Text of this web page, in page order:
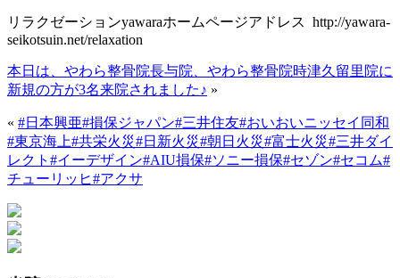
リラクゼーションyawaraホームページアドレス http://yawara-
seikotsuin.net/relaxation
本日は、やわら整骨院長与院、やわら整骨院時津久留里院に
新規の方が3名来院されました♪ »
« #日本興亜#損保ジャパン#三井住友#おいおいニッセイ同和
#東京海上#共栄火災#日新火災#朝日火災#富士火災#三井ダイ
レクト#イーデザイン#AIU損保#ソニー損保#セゾン#セコム#
チューリッヒ#アクサ